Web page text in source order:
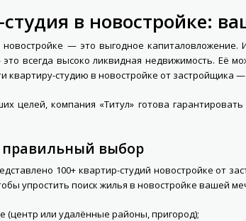
в новостройке:
— это выгодное капиталовложение.
всегда высоко ликвидная недвижимость. Её
квартиру-студию в новостройке от застройщика
целей, компания «Титул» готова
правильный выбор
100+ квартир-студий новостройке от
упростить поиск жилья в новостройке вашей
(центр или удалённые районы, пригород);